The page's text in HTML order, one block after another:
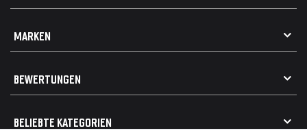
Widerrufsrecht
Vertrag widerrufen
Elektro- / Altteilentsorgung
MARKEN
Geeignet für Mercedes
BEWERTUNGEN
BELIEBTE KATEGORIEN